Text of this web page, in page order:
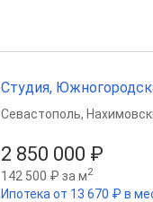
Студия,
2 850 000 ₽
142 500 ₽ за м2
Ипотека от 13 670 ₽ в
Севастополь,